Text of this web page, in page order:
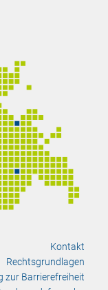
Kontakt
Rechtsgrundlagen
zur Barrierefreiheit